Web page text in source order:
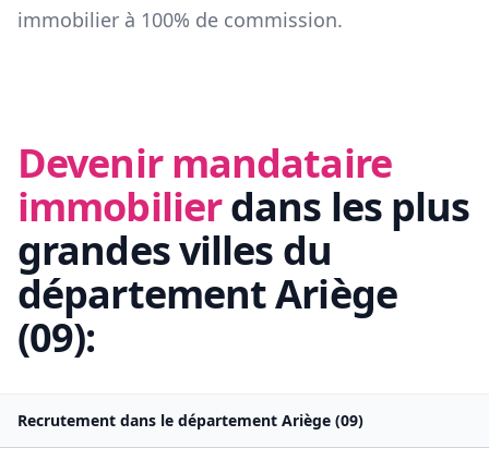
immobilier à 100% de commission.
Devenir mandataire
immobilierdans les plus
grandes villes du
départementAriège
(09):
Recrutement dans le département Ariège (09)